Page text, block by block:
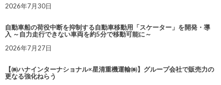
2026年7月30日
自動車船の荷役中断を抑制する自動車移動用「スケーター」を開発・導
入 ～自力走行できない車両を約5分で移動可能に～
2026年7月27日
【㈱ハナインターナショナル×星清重機運輸㈱】グループ会社で販売力の
更なる強化ねらう